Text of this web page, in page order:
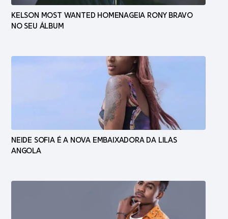
KELSON MOST WANTED HOMENAGEIA RONY BRAVO
NO SEU ÁLBUM
NEIDE SOFIA É A NOVA EMBAIXADORA DA LILAS
ANGOLA